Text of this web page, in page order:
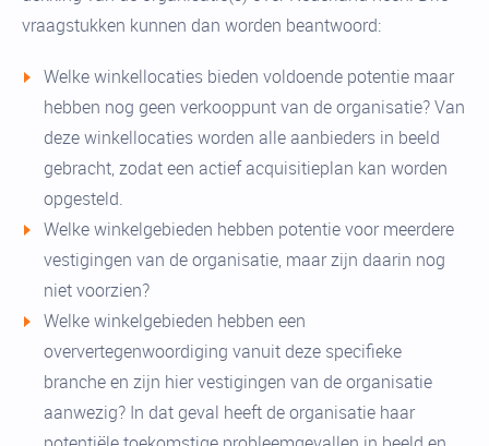
vraagstukken kunnen dan worden beantwoord:
Welke winkellocaties bieden voldoende potentie maar
hebben nog geen verkooppunt van de organisatie? Van
deze winkellocaties worden alle aanbieders in beeld
gebracht, zodat een actief acquisitieplan kan worden
opgesteld.
Welke winkelgebieden hebben potentie voor meerdere
vestigingen van de organisatie, maar zijn daarin nog
niet voorzien?
Welke winkelgebieden hebben een
oververtegenwoordiging vanuit deze specifieke
branche en zijn hier vestigingen van de organisatie
aanwezig? In dat geval heeft de organisatie haar